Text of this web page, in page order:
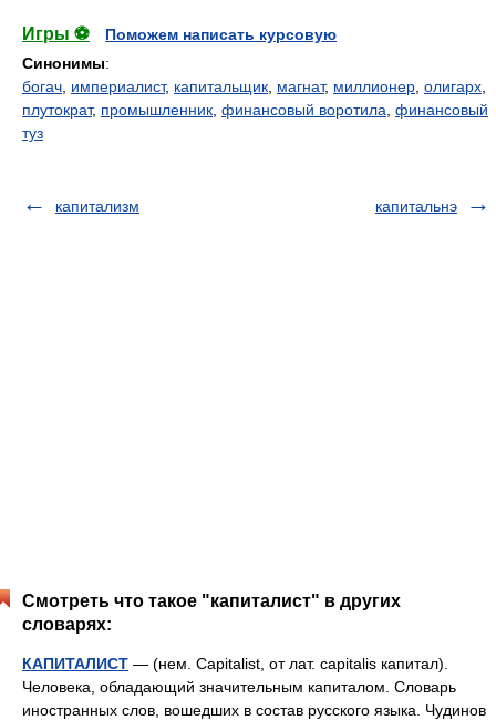
Игры ⚽
Поможем написать курсовую
Синонимы:
богач империалист, капитальщик магнат, миллионер олигарх
плутократ, промышленник финансовый воротила финансовый
туз
капитализм капитальнэ
Смотреть что такое "капиталист" в других
словарях:
КАПИТАЛИСТ — (нем. Capitalist, от лат. capitalis капитал).
Человека, обладающий значительным капиталом. Словарь
иностранных слов, вошедших в состав русского языка. Чудинов